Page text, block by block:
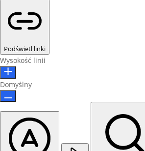
Podświetl linki
Wysokość linii
Domyślny